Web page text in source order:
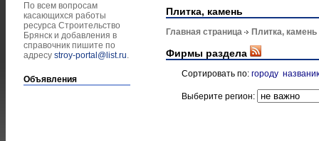
По всем вопросам
касающихся работы
ресурса Строительство
Брянск и добавления в
справочник пишите по
адресу stroy-portal@list.ru.
Объявления
Плитка, камень
Главная страница Плитка, камень
Фирмы раздела
Сортировать по: городу
Выберите регион: